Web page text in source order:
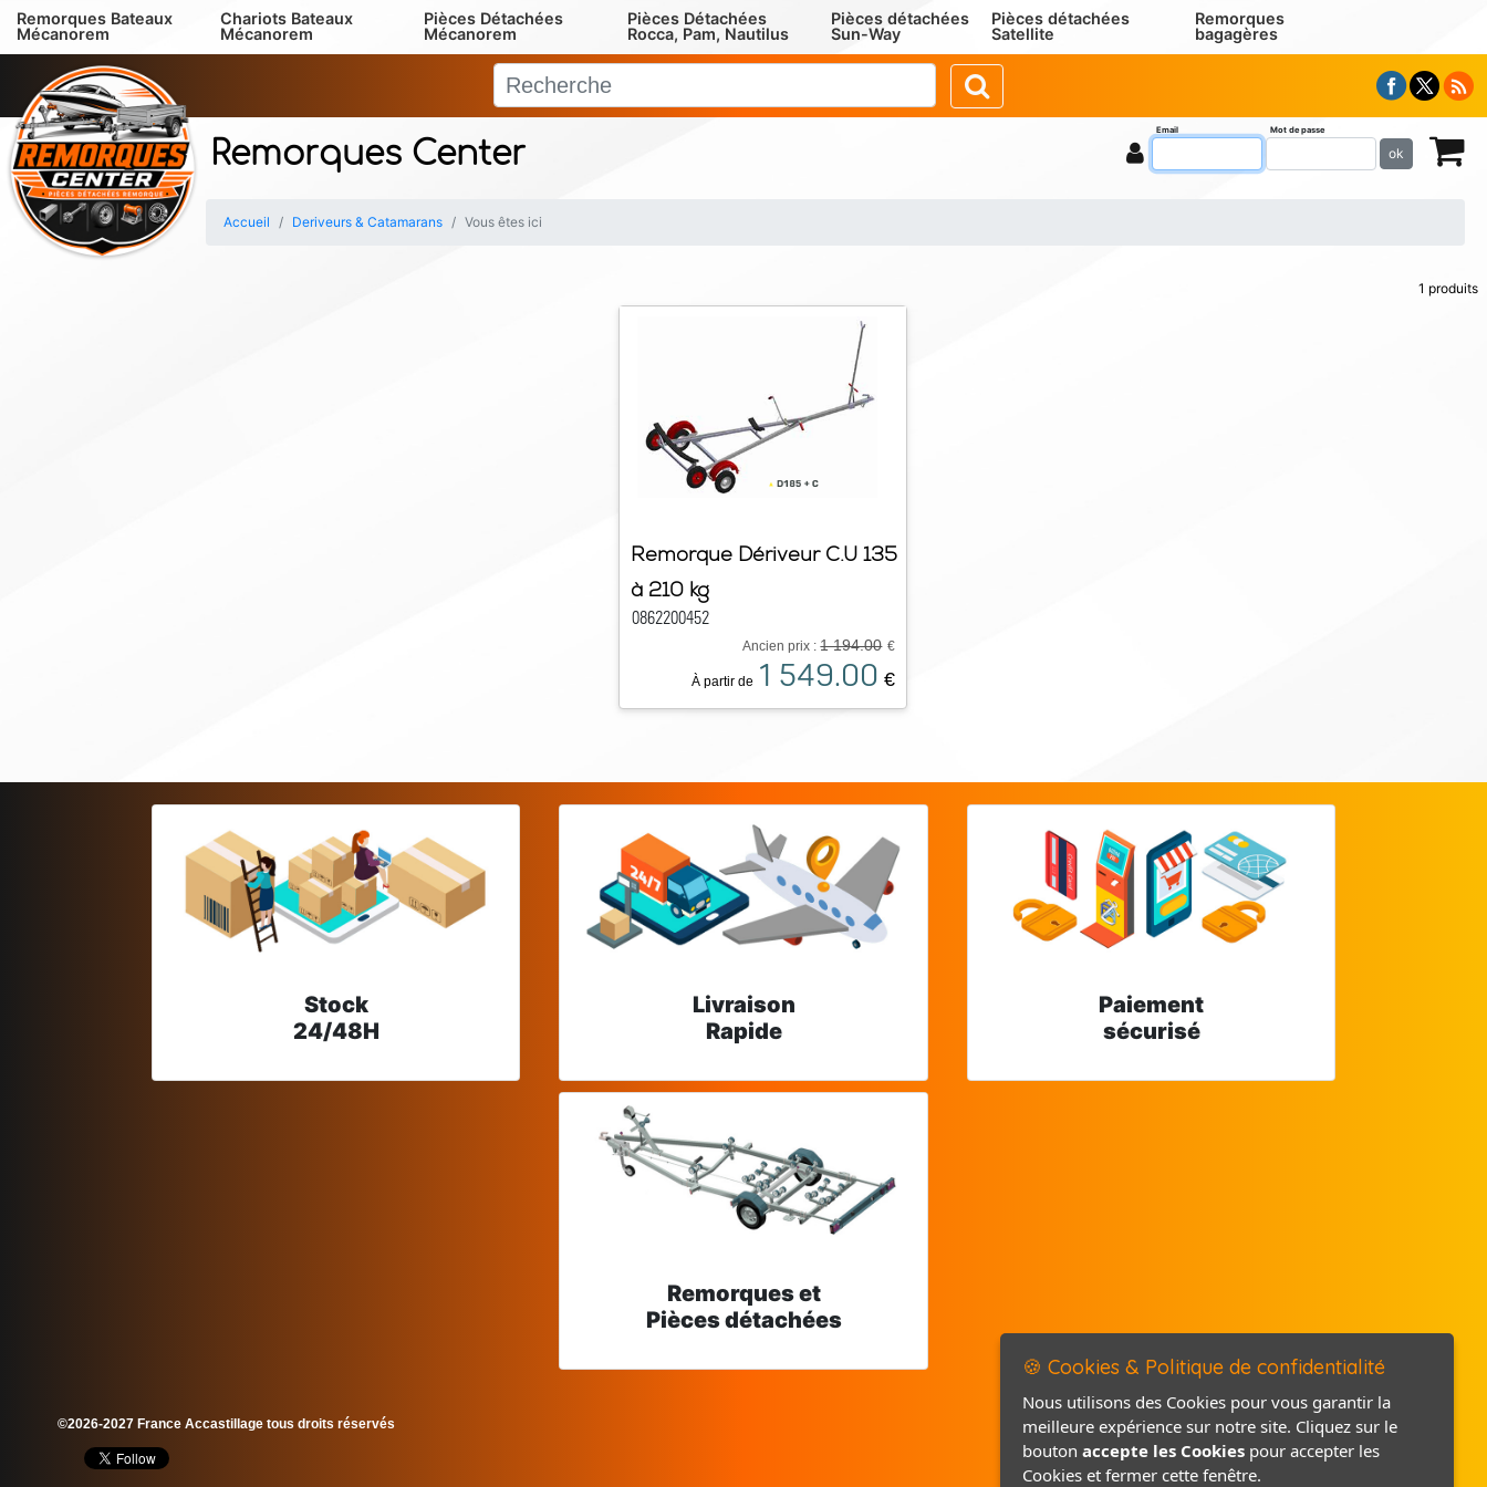
Remorques Center
Remorques Bateaux
Mécanorem
Chariots Bateaux
Mécanorem
Pièces Détachées
Mécanorem
Pièces Détachées
Rocca, Pam, Nautilus
Pièces détachées
Sun-Way
Pièces détachées
Satellite
Remorques
bagagères
Email Mot de passe
ok
Accueil Deriveurs & Catamarans Vous êtes ici
1 produits
Remorque Dériveur C.U 135
à 210 kg
0862200452
Ancien prix :1 194.00 €
À partir de 1 549.00 €
Stock
24/48H
Livraison
Rapide
Paiement
sécurisé
Remorques et
Pièces détachées
©2026-2027 France Accastillage tous droits réservés Mentions légales
Politique de confidentialité
🍪 Cookies & Politique de confidentialité
Nous utilisons des Cookies pour vous garantir la
meilleure expérience sur notre site. Cliquez sur le
bouton accepte les Cookies pour accepter les
Cookies et fermer cette fenêtre.